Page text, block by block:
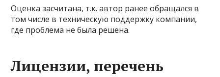
Оценка засчитана, т.к. автор ранее обращался в
том числе в техническую поддержку компании,
где проблема не была решена.
Лицензии, перечень